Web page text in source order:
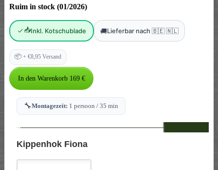
Ruim in stock (01/2026)
📥Inkl. Kotschublade 🚚Lieferbar nach 🇧🇪 🇳🇱
📦 + €8,95 Versand
🔧Montagezeit: 1 persoon / 35 min
--
Kippenhok Fiona